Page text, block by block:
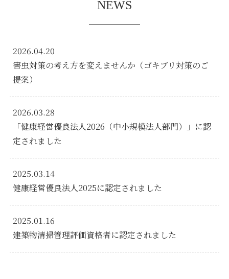
NEWS
2026.04.20
害虫対策の考え方を変えませんか（ゴキブリ対策のご
提案）
2026.03.28
「健康経営優良法人2026（中小規模法人部門）」に認
定されました
2025.03.14
健康経営優良法人2025に認定されました
2025.01.16
建築物清掃管理評価資格者に認定されました